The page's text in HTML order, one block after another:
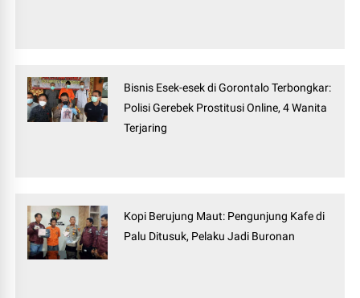
Bisnis Esek-esek di Gorontalo Terbongkar:
Polisi Gerebek Prostitusi Online, 4 Wanita
Terjaring
Kopi Berujung Maut: Pengunjung Kafe di
Palu Ditusuk, Pelaku Jadi Buronan